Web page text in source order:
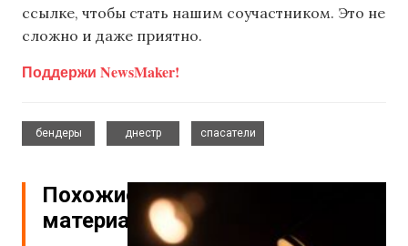
ссылке, чтобы стать нашим соучастником. Это не
сложно и даже приятно.
Поддержи NewsMaker!
бендеры
днестр
спасатели
Похожие
материалы